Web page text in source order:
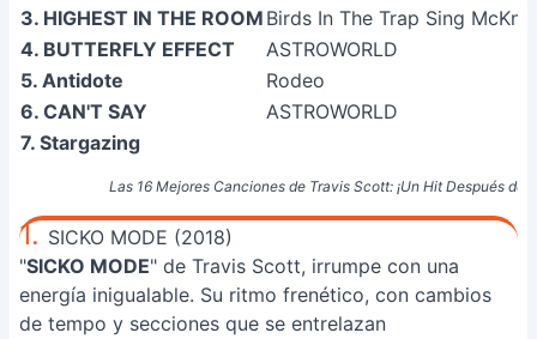
Las 16 Mejores Canciones de Travis Scott: ¡Un Hit Después de
3. HIGHEST IN THE ROOM Birds In The Trap Sing
4. BUTTERFLY EFFECT
ASTROWORLD
5. Antidote
Rodeo
6. CAN'T SAY
ASTROWORLD
7. Stargazing
1. SICKO MODE (2018)
"SICKO MODE" de Travis Scott, irrumpe con una
energía inigualable. Su ritmo frenético, con cambios
de tempo y secciones que se entrelazan